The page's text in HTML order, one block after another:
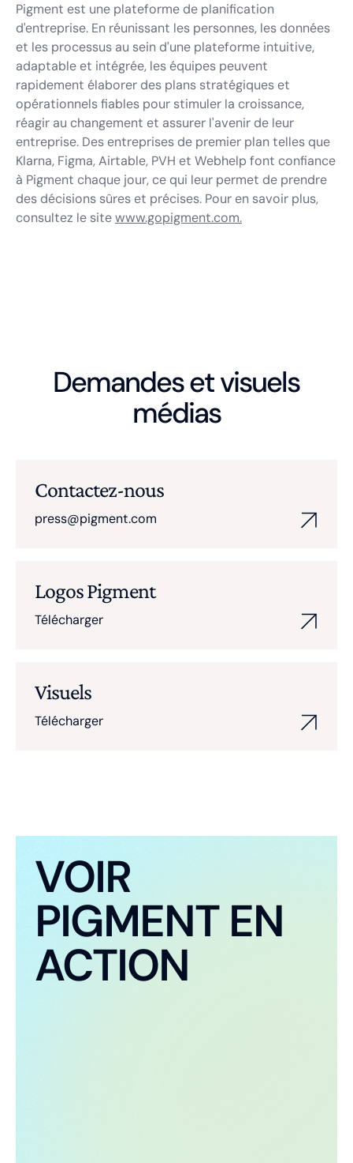
Pigment est une plateforme de planification
d'entreprise. En réunissant les personnes, les données
et les processus au sein d'une plateforme intuitive,
adaptable et intégrée, les équipes peuvent
rapidement élaborer des plans stratégiques et
opérationnels fiables pour stimuler la croissance,
réagir au changement et assurer l'avenir de leur
entreprise. Des entreprises de premier plan telles que
Klarna, Figma, Airtable, PVH et Webhelp font confiance
à Pigment chaque jour, ce qui leur permet de prendre
des décisions sûres et précises. Pour en savoir plus,
consultez le sitewww.gopigment.com.
Demandes et visuels
médias
Contactez-nous
press@pigment.com
Logos Pigment
Télécharger
Visuels
Télécharger
VOIR
PIGMENT EN
ACTION